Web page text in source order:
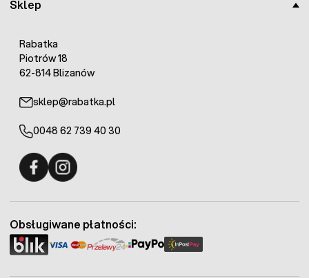
Sklep
Rabatka
Piotrów 18
62-814 Blizanów
sklep@rabatka.pl
0048 62 739 40 30
Obsługiwane płatności: